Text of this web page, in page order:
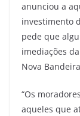
anunciou a
investimento
pede que
imediações
Nova
“Os
aqueles que